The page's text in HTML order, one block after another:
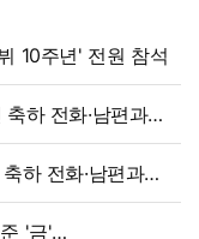
10주년' 전원 참석